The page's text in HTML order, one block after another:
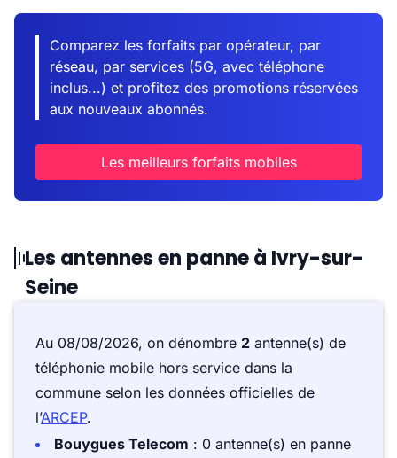
Comparez les forfaits par opérateur, par
réseau, par services (5G, avec téléphone
inclus...) et profitez des promotions réservées
aux nouveaux abonnés.
Les meilleurs forfaits mobiles
Les antennes en panne à Ivry-sur-
Seine
Au 08/08/2026, on dénombre 2 antenne(s) de
téléphonie mobile hors service dans la
commune selon les données officielles de
l’ARCEP.
Bouygues Telecom : 0 antenne(s) en panne